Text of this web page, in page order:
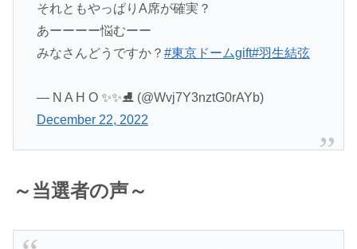
それともやっぱりA席が確実？
あーーーー悩むーー
みなさんどうですか？ #東京ドームgift#羽生結弦
— N A H O ✨✨⛸ (@Wvj7Y3nztG0rAYb)
December 22, 2022
～当選者の声～